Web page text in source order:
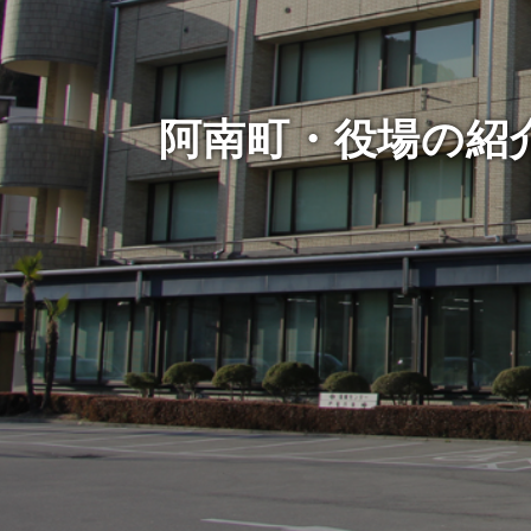
阿南町・役場の紹